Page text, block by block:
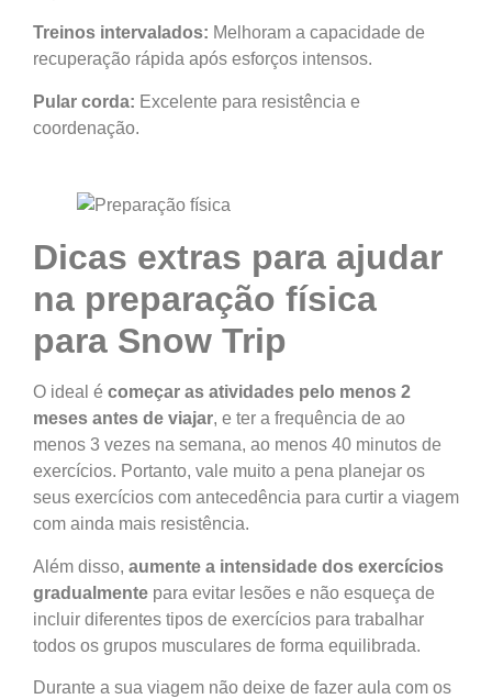
Treinos intervalados: Melhoram a capacidade de
recuperação rápida após esforços intensos.
Pular corda: Excelente para resistência e
coordenação.
Dicas extras para ajudar
na preparação física
para Snow Trip
O ideal é começar as atividades pelo menos 2
meses antes de viajar, e ter a frequência de ao
menos 3 vezes na semana, ao menos 40 minutos de
exercícios. Portanto, vale muito a pena planejar os
seus exercícios com antecedência para curtir a viagem
com ainda mais resistência.
Além disso, aumente a intensidade dos exercícios
gradualmente para evitar lesões e não esqueça de
incluir diferentes tipos de exercícios para trabalhar
todos os grupos musculares de forma equilibrada.
Durante a sua viagem não deixe de fazer aula com os